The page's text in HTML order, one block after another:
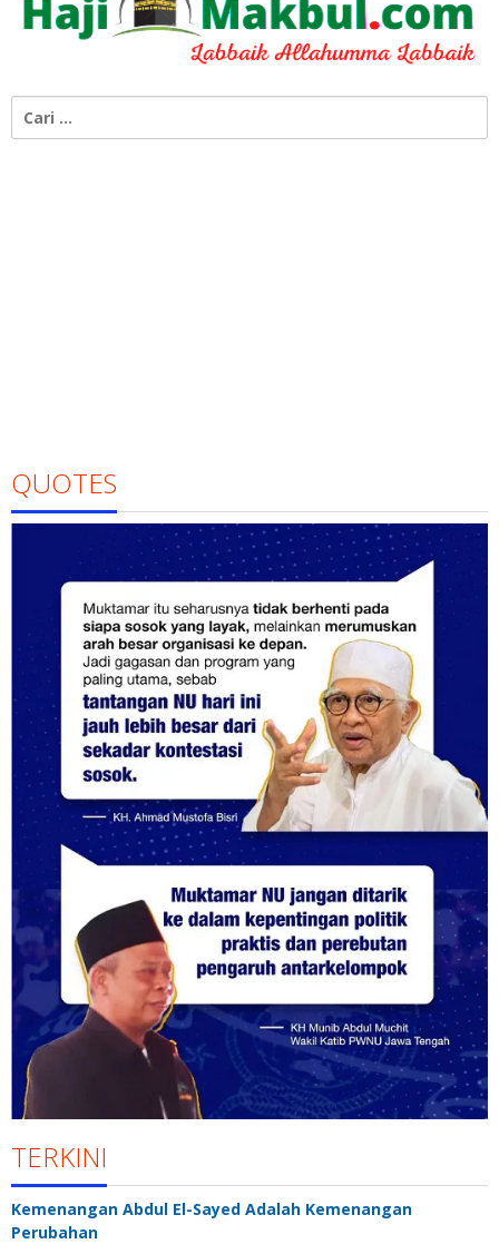
untuk:
QUOTES
TERKINI
Kemenangan Abdul El-Sayed Adalah Kemenangan
Perubahan